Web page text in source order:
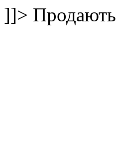
]]> Продають